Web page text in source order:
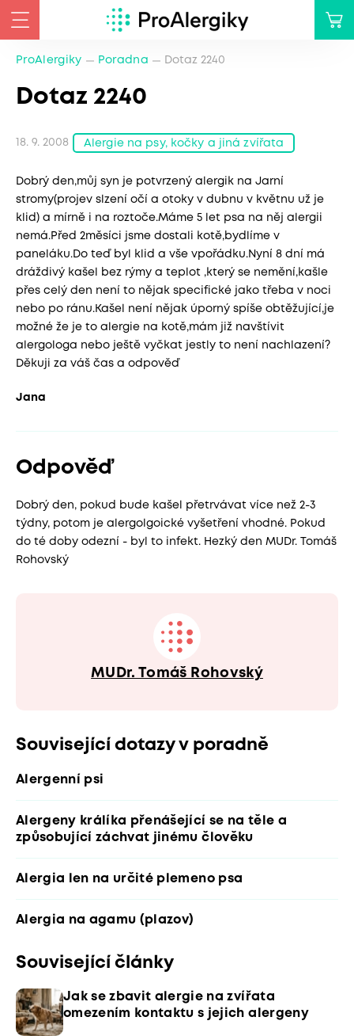
ProAlergiky Poradna Dotaz 2240
Dotaz 2240
18. 9. 2008 Alergie na psy, kočky a jiná zvířata
Dobrý den,můj syn je potvrzený alergik na Jarní
stromy(projev slzení očí a otoky v dubnu v květnu už je
klid) a mírně i na roztoče.Máme 5 let psa na něj alergii
nemá.Před 2měsíci jsme dostali kotě,bydlíme v
paneláku.Do teď byl klid a vše vpořádku.Nyní 8 dní má
dráždivý kašel bez rýmy a teplot ,který se nemění,kašle
přes celý den není to nějak specifické jako třeba v noci
nebo po ránu.Kašel není nějak úporný spíše obtěžující,je
možné že je to alergie na kotě,mám již navštívit
alergologa nebo ještě vyčkat jestly to není nachlazení?
Děkuji za váš čas a odpověď
Jana
Odpověď
Dobrý den, pokud bude kašel přetrvávat více než 2-3
týdny, potom je alergolgoické vyšetření vhodné. Pokud
do té doby odezní - byl to infekt. Hezký den MUDr. Tomáš
Rohovský
MUDr. Tomáš Rohovský
Související dotazy v poradně
Alergenní psi
Alergeny králíka přenášející se na těle a
způsobující záchvat jinému člověku
Alergia len na určité plemeno psa
Alergia na agamu (plazov)
Související články
Jak se zbavit alergie na zvířata
omezením kontaktu s jejich alergeny